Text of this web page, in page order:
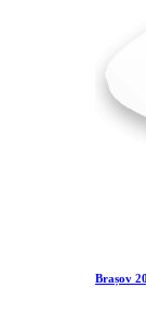
Brașov